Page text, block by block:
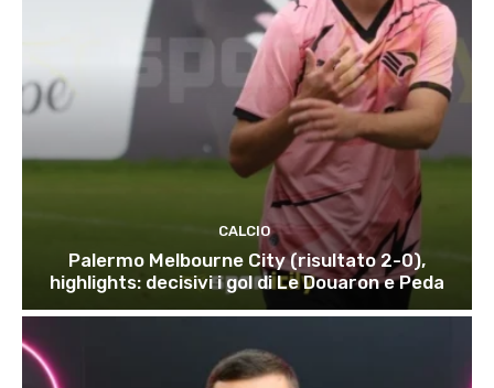
CALCIO
Palermo Melbourne City (risultato 2-0),
highlights: decisivi i gol di Le Douaron e Peda